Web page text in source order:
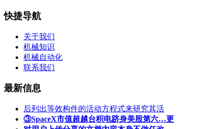
快捷导航
关于我们
机械知识
机械自动化
联系我们
最新信息
后列出等效构件的活动方程式来研究其活
③SpaceX市值超越台积电跻身美股第六…更